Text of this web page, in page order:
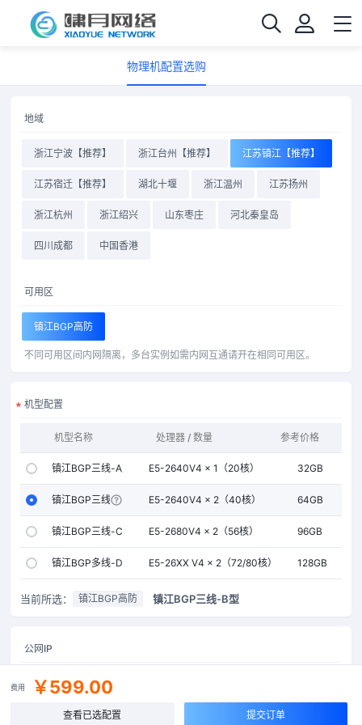
物理机配置选购
地域
浙江宁波【推荐】 浙江台州【推荐】 江苏镇江【推荐】
江苏宿迁【推荐】 湖北十堰 浙江温州 江苏扬州
浙江杭州 浙江绍兴 山东枣庄 河北秦皇岛
四川成都 中国香港
可用区
镇江BGP高防
不同可用区间内网隔离，多台实例如需内网互通请开在相同可用区。
机型配置
机型名称 处理器 / 数量 内存
参考价格
镇江BGP三线-A型 E5-2640V4 × 1（20核） 32GB
镇江BGP三线-B型 E5-2640V4 × 2（40核） 64GB
镇江BGP三线-C型 E5-2680V4 × 2（56核） 96GB
镇江BGP多线-D型 E5-26XX V4 × 2（72/80核） 128GB
当前所选： 镇江BGP高防 镇江BGP三线-B型
公网IP
费用 ￥599.00
查看已选配置 提交订单